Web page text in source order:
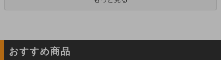
おすすめ商品